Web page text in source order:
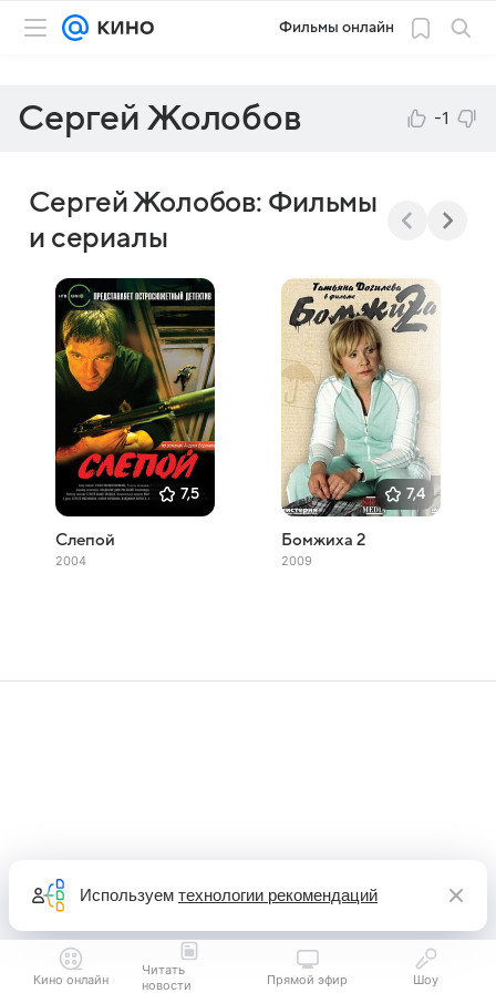
Фильмы онлайн
Сергей Жолобов -1
Сергей Жолобов: Фильмы
и сериалы
7,5
Слепой
2004
7,4
Бомжиха 2
2009
Кино онлайн
Читать
новости
Прямой эфир Шоу
Используем технологии рекомендаций